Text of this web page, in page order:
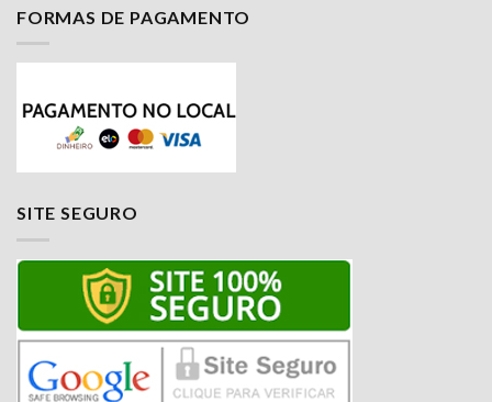
FORMAS DE PAGAMENTO
SITE SEGURO
Nossa equipe de suporte ao cliente está aqui